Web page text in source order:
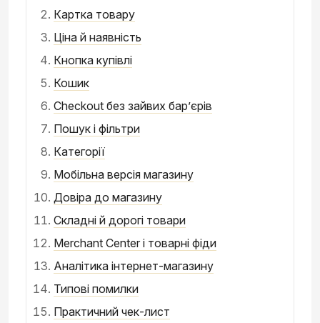
Картка товару
Ціна й наявність
Кнопка купівлі
Кошик
Checkout без зайвих бар’єрів
Пошук і фільтри
Категорії
Мобільна версія магазину
Довіра до магазину
Складні й дорогі товари
Merchant Center і товарні фіди
Аналітика інтернет-магазину
Типові помилки
Практичний чек-лист